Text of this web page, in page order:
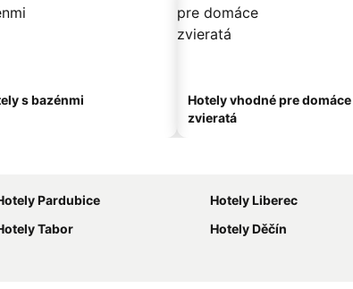
s bazénmi
Hotely vhodné pre domáce
zvieratá
Pardubice
Hotely Liberec
Tabor
Hotely Děčín